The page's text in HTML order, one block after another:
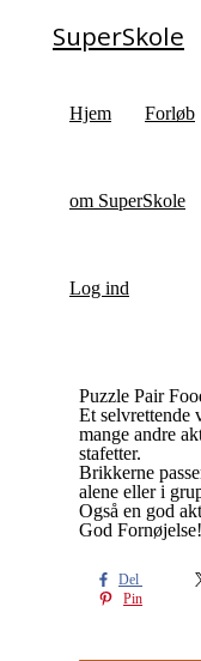
SuperSkole
Hjem Forløb
om SuperSkole
Log ind
Puzzle Pair
Et selvrettende
mange andre
stafetter.
Brikkerne
alene eller i
Også en god
God Fornøjelse!
Del
Pin